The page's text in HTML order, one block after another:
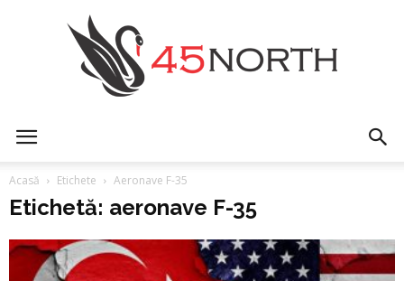
Acasă Etichete Aeronave F-35
Etichetă: aeronave F-35